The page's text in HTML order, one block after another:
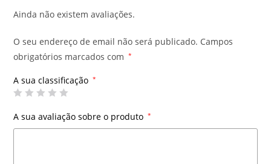
Ainda não existem avaliações.
O seu endereço de email não será publicado. Campos
obrigatórios marcados com
*
A sua classificação *
A sua avaliação sobre o produto *